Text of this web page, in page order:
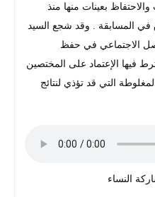
بعينات منها منذ
في المسابقة . وقد شجع السيد
الاجتماعي في حفظ
فيها الإعتماد على المختصين
التي قد تؤذي لنتائج
النساء